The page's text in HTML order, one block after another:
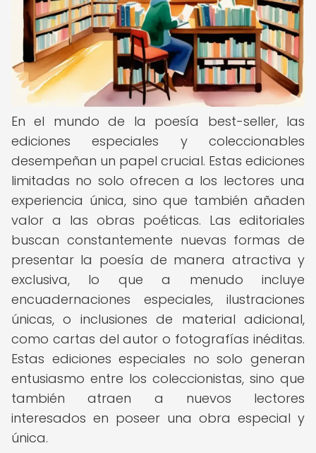
En el mundo de la poesía best-seller, las
ediciones especiales y coleccionables
desempeñan un papel crucial. Estas ediciones
limitadas no solo ofrecen a los lectores una
experiencia única, sino que también añaden
valor a las obras poéticas. Las editoriales
buscan constantemente nuevas formas de
presentar la poesía de manera atractiva y
exclusiva, lo que a menudo incluye
encuadernaciones especiales, ilustraciones
únicas, o inclusiones de material adicional,
como cartas del autor o fotografías inéditas.
Estas ediciones especiales no solo generan
entusiasmo entre los coleccionistas, sino que
también atraen a nuevos lectores
interesados en poseer una obra especial y
única.